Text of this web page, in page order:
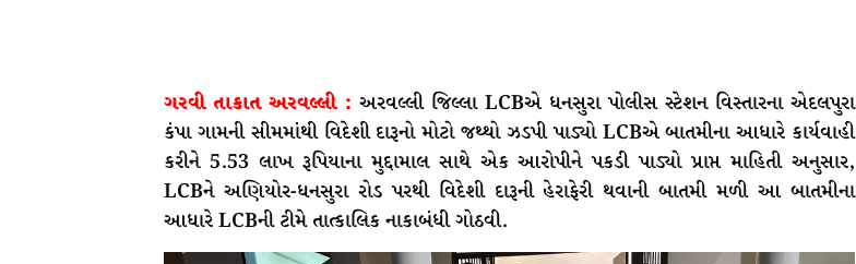
ગરવી તાકાત અરવલ્લી : અરવલ્લી જિલ્લા LCBએ ધનસુરા પોલીસ સ્ટેશન વિસ્તારના એદલપુરા
કંપા ગામની સીમમાંથી વિદેશી દારૂનો મોટો જથ્થો ઝડપી પાડ્યો LCBએ બાતમીના આધારે કાર્યવાહી
કરીને 5.53 લાખ રૂપિયાના મુદ્દામાલ સાથે એક આરોપીને પકડી પાડ્યો પ્રાપ્ત માહિતી અનુસાર,
LCBને અણિયોર-ધનસુરા રોડ પરથી વિદેશી દારૂની હેરાફેરી થવાની બાતમી મળી આ બાતમીના
આધારે LCBની ટીમે તાત્કાલિક નાકાબંધી ગોઠવી.